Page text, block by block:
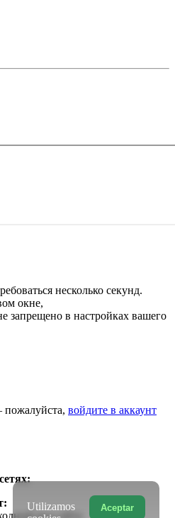
несколько секунд.
окне,
запрещено в настройках вашего
пожалуйста, войдите в аккаунт
код сайта
Aceptar
Utilizamos